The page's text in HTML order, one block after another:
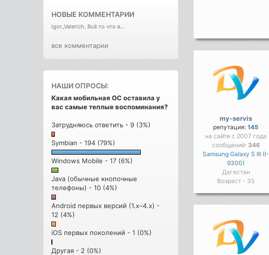
НОВЫЕ КОММЕНТАРИИ
Igor_Valerich, Всё то что в...
все комментарии
НАШИ ОПРОСЫ:
Какая мобильная ОС оставила у
вас самые теплые воспоминания?
Затрудняюсь ответить - 9 (3%)
Symbian - 194 (79%)
Windows Mobile - 17 (6%)
Java (обычные кнопочные
телефоны) - 10 (4%)
Android первых версий (1.x–4.x) -
12 (4%)
iOS первых поколений - 1 (0%)
Другая - 2 (0%)
my-servis
репутация:145
на сайте с 2007 года
сообщений: 346
Samsung Galaxy S III (I-
9300)
Дагестан
Возраст - 35